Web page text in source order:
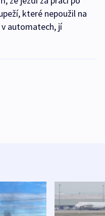
které nepoužil na
automatech, jí